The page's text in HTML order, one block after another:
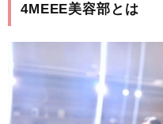
4MEEE美容部とは